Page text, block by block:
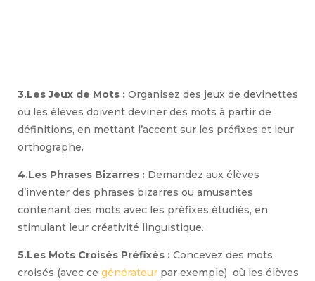
3.Les Jeux de Mots : Organisez des jeux de devinettes
où les élèves doivent deviner des mots à partir de
définitions, en mettant l’accent sur les préfixes et leur
orthographe.
4.Les Phrases Bizarres : Demandez aux élèves
d’inventer des phrases bizarres ou amusantes
contenant des mots avec les préfixes étudiés, en
stimulant leur créativité linguistique.
5.Les Mots Croisés Préfixés : Concevez des mots
croisés (avec ce générateur par exemple) où les élèves